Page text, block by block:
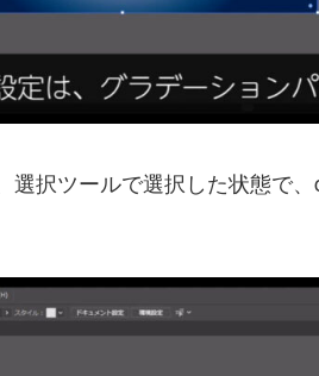
選択ツールで選択した状態で